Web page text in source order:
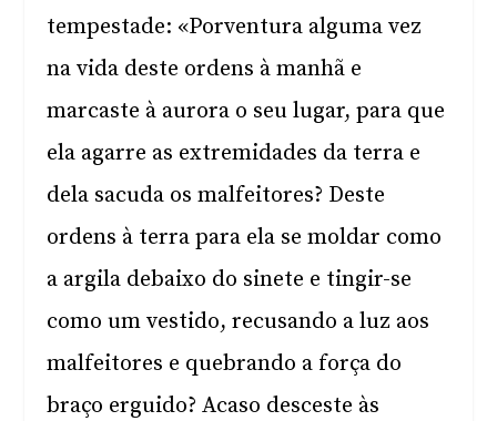
tempestade: «Porventura alguma vez
na vida deste ordens à manhã e
marcaste à aurora o seu lugar, para que
ela agarre as extremidades da terra e
dela sacuda os malfeitores? Deste
ordens à terra para ela se moldar como
a argila debaixo do sinete e tingir-se
como um vestido, recusando a luz aos
malfeitores e quebrando a força do
braço erguido? Acaso desceste às